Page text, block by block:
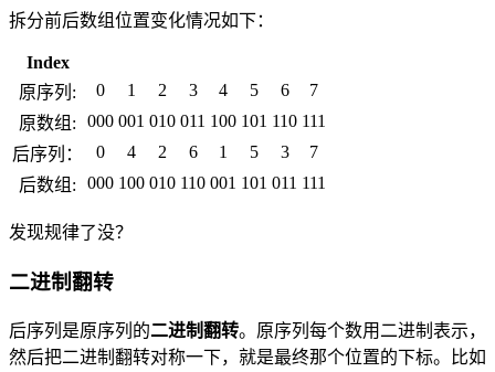
拆分前后数组位置变化情况如下：
Index
原序列:
0 1 2 3 4 5 6
7
原数组:
000 001 010 011 100 101 110 111
后序列：
0 4 2 6 1 5 3
7
后数组:
000 100 010 110 001 101 011 111
发现规律了没？
二进制翻转
后序列是原序列的二进制翻转。原序列每个数用二进制表示，
然后把二进制翻转对称一下，就是最终那个位置的下标。比如